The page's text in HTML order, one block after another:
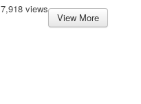
7,918 views
View More